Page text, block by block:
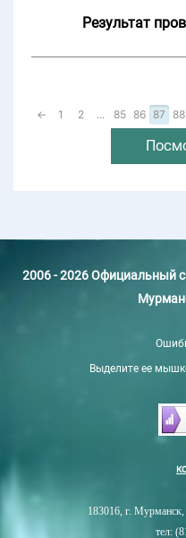
Результат
← 1 2 ... 85 86 87 88
2006 - 2026 Официальный
Выделите ее
183016, г.
тел: